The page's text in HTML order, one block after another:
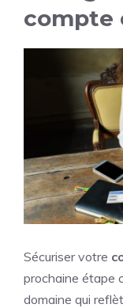
compte
Sécuriser votre
prochaine étape
domaine qui